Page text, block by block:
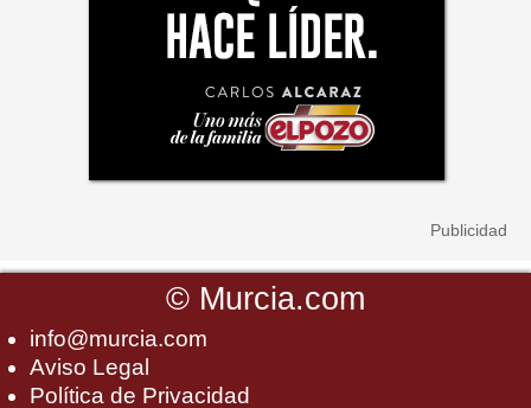
© Murcia.com
info@murcia.com
Aviso Legal
Política de Privacidad